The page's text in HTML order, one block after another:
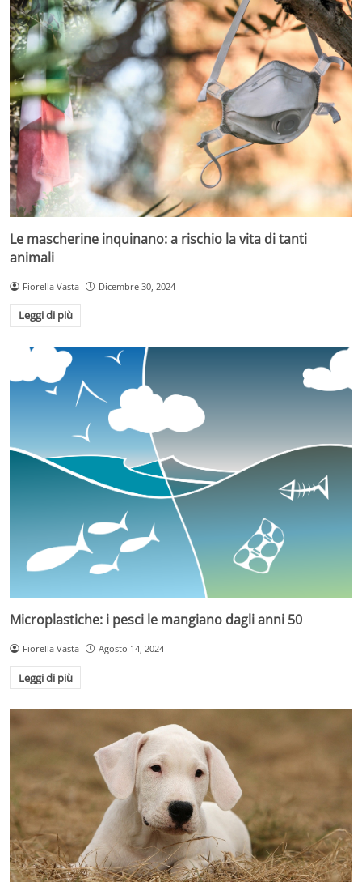
Le mascherine inquinano: a rischio la vita di tanti
animali
Fiorella Vasta Dicembre 30, 2024
Leggi di più
Microplastiche: i pesci le mangiano dagli anni 50
Fiorella Vasta Agosto 14, 2024
Leggi di più